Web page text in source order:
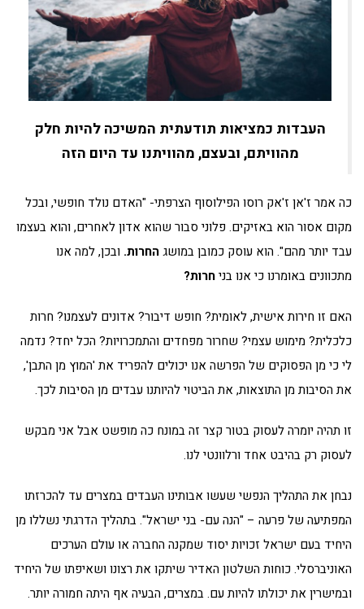
העבדות כמציאות תודעתית המשיכה להיות חלק
מהוויתם, ובעצם, מהוויתנו עד היום הזה
כה אמר ז'אן ז'אק רוסו הפילוסוף הצרפתי- "האדם נולד חופשי, ובכל
מקום אסור הוא באזיקים. פלוני סבור שהוא אדון לאחרים, והוא בעצמו
עבד יותר מהם". הוא עוסק כמובן במושגהחרות. ובכן, למה אנו
מתכוונים באומרנו כי אנו בניחרות?
האם זו חירות אישית, לאומית? חופש דיבור? אדונים לעצמנו? חרות
כלכלית? מימוש עצמי? שחרור מפחדים והתמכרויות? הכל יחד? נדמה
לי כי מן הפסוקים של הפרשה אנו יכולים להפריד את 'המוץ מן התבן',
את הסיבות מן התוצאות, את הביטוי להיותנו עבדים מן הסיבות לכך.
זו תהיה יומרה לעסוק בטור קצר זה במונח כה מופשט אבל אני מבקש
לעסוק רק בהיבט אחד ורלוונטי לנו.
נבחן את התהליך הנפשי שעשו אבותינו העבדים במצרים עד להכרזתו
המפתיעה של פרעה – "הנה עם- בני ישראל". בתהליך הדרגתי נשללו מן
היחיד בעם ישראל זכויות יסוד שמקנה החברה או עולם הערכים
האוניברסלי. כוחות השלטון האדיר שיתקו את רצונו ושאיפתו של היחיד
ובמישרין את יכולתו להיות עם. במצרים, הבעיה אף היתה חמורה יותר.